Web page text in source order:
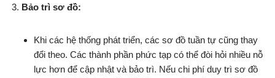
Bảo trì sơ đồ:
Khi các hệ thống phát triển, các sơ đồ tuần tự cũng thay
đổi theo. Các thành phần phức tạp có thể đòi hỏi nhiều nỗ
lực hơn để cập nhật và bảo trì. Nếu chi phí duy trì sơ đồ